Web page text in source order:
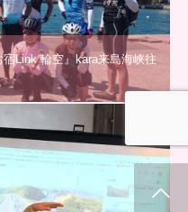
Link 輪空』kara来島海峡往
シェア お問合せ